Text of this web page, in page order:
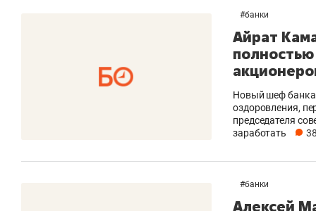
#банки
Айрат
Новый шеф
оздоровления,
председателя
заработать
#банки
Алексей